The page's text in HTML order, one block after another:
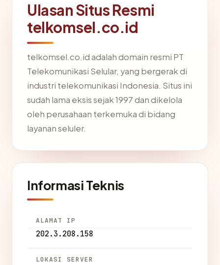
Ulasan Situs Resmi
telkomsel.co.id
telkomsel.co.id adalah domain resmi PT
Telekomunikasi Selular, yang bergerak di
industri telekomunikasi Indonesia. Situs ini
sudah lama eksis sejak 1997 dan dikelola
oleh perusahaan terkemuka di bidang
layanan seluler.
Informasi Teknis
ALAMAT IP
202.3.208.158
LOKASI SERVER